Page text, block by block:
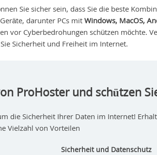
Sie sicher sein, dass Sie die beste
darunter PCs mit Windows, MacOS,
vor Cyberbedrohungen schützen möchte.
Sicherheit und Freiheit im Internet.
ProHoster und schützen
die Sicherheit Ihrer Daten im Internet!
Vielzahl von Vorteilen
Sicherheit und Datenschutz